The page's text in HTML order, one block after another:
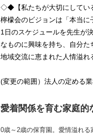
◇◆【私たちが大切にして
檸檬会のビジョンは「本当に
1日のスケジュールを先生が
なものに興味を持ち、自分
地域交流に恵まれた人情溢れ
(変更の範囲）法人の定める
愛着関係を育む家庭
0歳～2歳の保育園。愛情溢れ